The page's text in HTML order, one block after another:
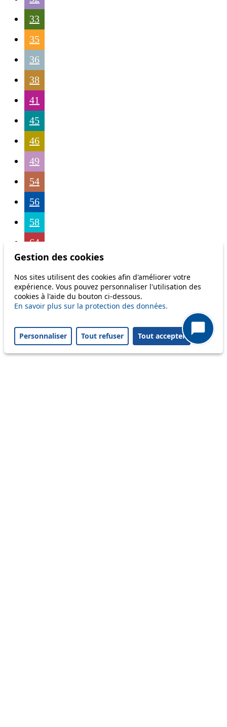
33
35
36
38
41
45
46
49
54
56
58
64
68
69
Gestion des cookies
Nos sites utilisent des cookies afin d'améliorer votre
expérience. Vous pouvez personnaliser l'utilisation des
cookies à l'aide du bouton ci-dessous.
En savoir plus sur la protection des données.
Personnaliser Tout refuser Tout accepter